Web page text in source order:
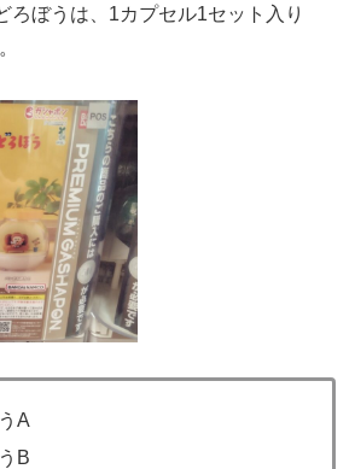
ろぼうは、1カプセル1セット入り
A
B